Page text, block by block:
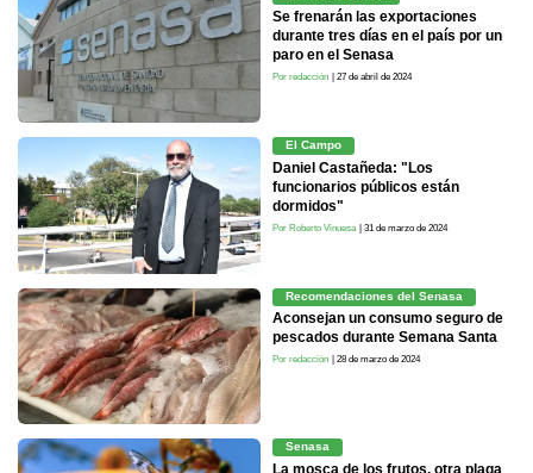
Se frenarán las exportaciones
durante tres días en el país por un
paro en el Senasa
Por redacción | 27 de abril de 2024
El Campo
Daniel Castañeda: "Los
funcionarios públicos están
dormidos"
Por Roberto Vinuesa | 31 de marzo de 2024
Recomendaciones del Senasa
Aconsejan un consumo seguro de
pescados durante Semana Santa
Por redacción | 28 de marzo de 2024
Senasa
La mosca de los frutos, otra plaga